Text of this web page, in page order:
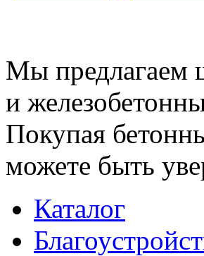
Мы предлагаем
и
Покупая
можете быть
Каталог